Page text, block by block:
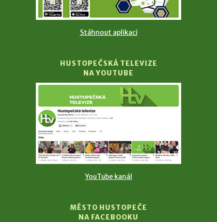
Stáhnout aplikaci
HUSTOPEČSKÁ TELEVIZE
NA YOUTUBE
YouTube kanál
MĚSTO HUSTOPEČE
NA FACEBOOKU